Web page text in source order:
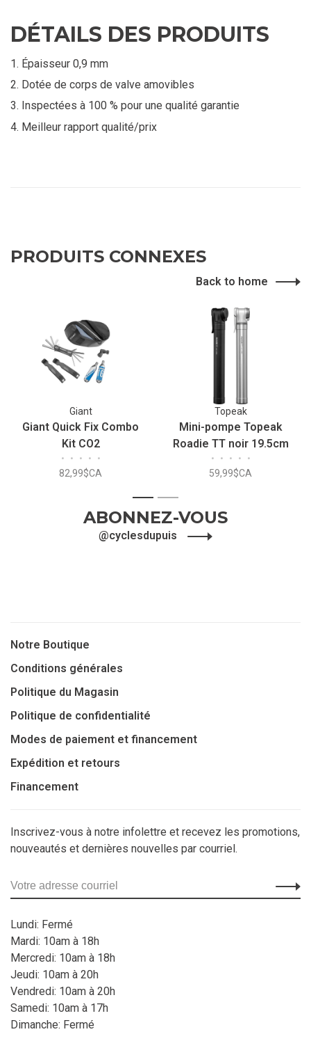
DÉTAILS DES PRODUITS
Épaisseur 0,9 mm
Dotée de corps de valve amovibles
Inspectées à 100 % pour une qualité garantie
Meilleur rapport qualité/prix
PRODUITS CONNEXES
Back to home
Giant
Giant Quick Fix Combo
Kit CO2
• • • • •
82,99$CA
Topeak
Mini-pompe Topeak
Roadie TT noir 19.5cm
• • • • •
59,99$CA
1 2
ABONNEZ-VOUS
@cyclesdupuis
Notre Boutique
Conditions générales
Politique du Magasin
Politique de confidentialité
Modes de paiement et financement
Expédition et retours
Financement
Inscrivez-vous à notre infolettre et recevez les promotions,
nouveautés et dernières nouvelles par courriel.
Lundi: Fermé
Mardi: 10am à 18h
Mercredi: 10am à 18h
Jeudi: 10am à 20h
Vendredi: 10am à 20h
Samedi: 10am à 17h
Dimanche: Fermé